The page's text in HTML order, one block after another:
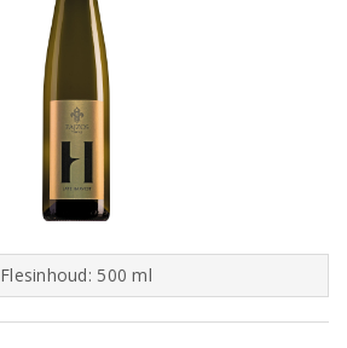
Flesinhoud: 500 ml